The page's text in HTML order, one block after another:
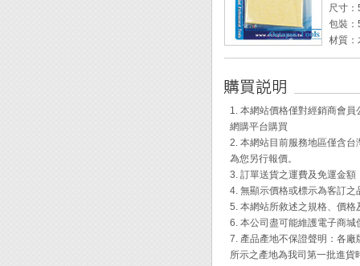
烙鐵
熱風
2 x 扳
1 x 錫
◆ 多次
分鐘 (
◆ 電子
◆ 免
◆ GS/
◆ 台
噴火
瓦斯
使用
適用
◆ 自
◆ 烙鐵
◆ 應用
尺寸
包裝
材質
焊接
跟空
◆ 將焊
烙鐵
◆ 長
1. 本網站價格僅對經銷商會
網購平台購買
2. 本網站目前服務地區僅含
為您另行報價。
3. 訂單送貨之運費及免運金
4. 無顯示價格或標示為客訂
5. 本網站所敘述之規格、價
6. 本公司盡可能維護電子商
7. 產品產地不保證聲明：各
所示之產地為我司第一批進